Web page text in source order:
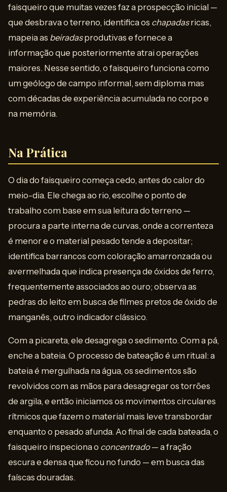
faisqueiro que muitas vezes faz a prospecção inicial —
que desbrava o terreno, identifica os chapadasricas,
mapeia as beiradasprodutivas e fornece a
informação que posteriormente atrai operações
maiores. Nesse sentido, o faisqueiro funciona como
um geólogo de campo informal, sem diploma mas
com décadas de experiência acumulada no corpo e
na memória.
Na Prática
O dia do faisqueiro começa cedo, antes do calor do
meio-dia. Ele chega ao rio, escolhe o ponto de
trabalho com base em sua leitura do terreno —
procura a parte interna de curvas, onde a correnteza
é menor e o material pesado tende a depositar;
identifica barrancos com coloração amarronzada ou
avermelhada que indica presença de óxidos de ferro,
frequentemente associados ao ouro; observa as
pedras do leito em busca de filmes pretos de óxido de
manganês, outro indicador clássico.
Com a picareta, ele desagrega o sedimento. Com a pá,
enche a bateia. O processo de bateação é um ritual: a
bateia é mergulhada na água, os sedimentos são
revolvidos com as mãos para desagregar os torrões
de argila, e então iniciamos os movimentos circulares
rítmicos que fazem o material mais leve transbordar
enquanto o pesado afunda. Ao final de cada bateada, o
faisqueiro inspeciona o concentrado— a fração
escura e densa que ficou no fundo — em busca das
faíscas douradas.